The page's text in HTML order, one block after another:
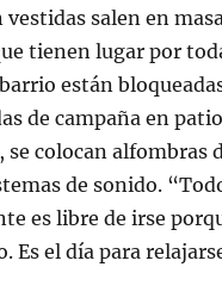
salen en
tienen lugar por
están
de campaña en
colocan alfombras
de sonido.
es libre de irse
Es el día para